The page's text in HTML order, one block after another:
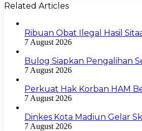
Related Articles
Ribuan Obat Ilegal Hasil
7 August 2026
Bulog Siapkan Pengalihan
7 August 2026
Perkuat Hak Korban HAM
7 August 2026
Dinkes Kota Madiun Gelar
7 August 2026